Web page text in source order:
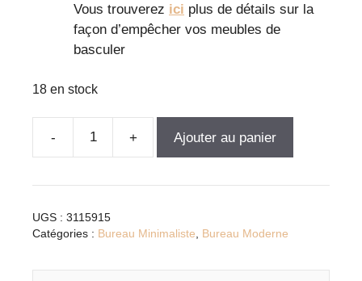
Vous trouverez ici plus de détails sur la
façon d’empêcher vos meubles de
basculer
18 en stock
quantité
Bureau
avec
latérale
Ajouter au panier
UGS : 3115915
Catégories : Bureau Minimaliste, Bureau Moderne